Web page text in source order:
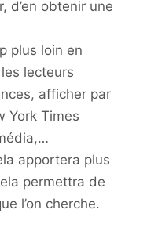
d’en obtenir une
plus loin en
lecteurs
afficher par
York Times
apportera plus
permettra de
l’on cherche.